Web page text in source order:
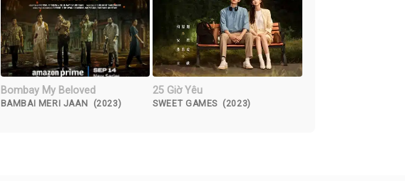
Bombay My Beloved
BAMBAI MERI JAAN (2023)
25 Giờ Yêu
SWEET GAMES (2023)